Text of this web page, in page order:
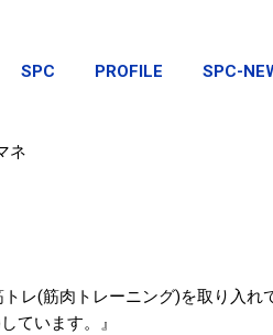
SPC PROFILE SPC-
ネ
トレ(筋肉トレーニング)を取り入
ています。』